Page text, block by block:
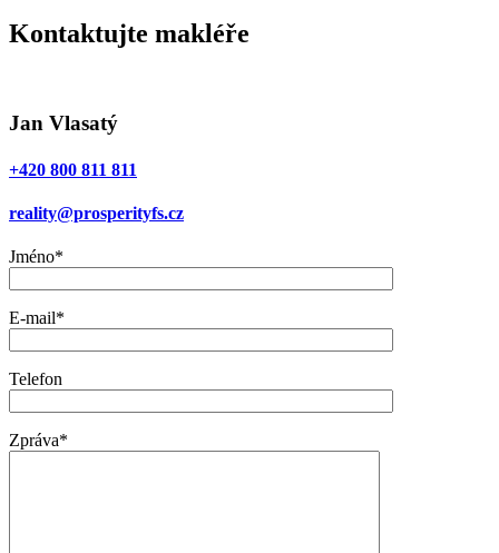
Kontaktujte makléře
Jan Vlasatý
+420 800 811 811
reality@prosperityfs.cz
Jméno*
E-mail*
Telefon
Zpráva*